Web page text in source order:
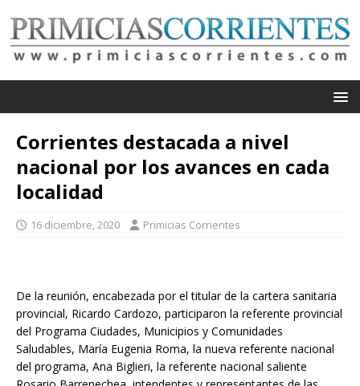
Corrientes destacada a nivel
nacional por los avances en cada
localidad
16 diciembre, 2020 Primicias Corrientes
De la reunión, encabezada por el titular de la cartera sanitaria
provincial, Ricardo Cardozo, participaron la referente provincial
del Programa Ciudades, Municipios y Comunidades
Saludables, María Eugenia Roma, la nueva referente nacional
del programa, Ana Biglieri, la referente nacional saliente